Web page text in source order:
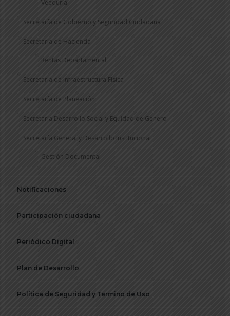
Veeduría
Secretaría de Gobierno y Seguridad Ciudadana
Secretaría de Hacienda
Rentas Departamental
Secretaría de Infraestructura Física
Secretaría de Planeación
Secretaría Desarrollo Social y Equidad de Genero
Secretaría General y Desarrollo Institucional
Gestión Documental
Notificaciones
Participación ciudadana
Periódico Digital
Plan de Desarrollo
Política de Seguridad y Termino de Uso